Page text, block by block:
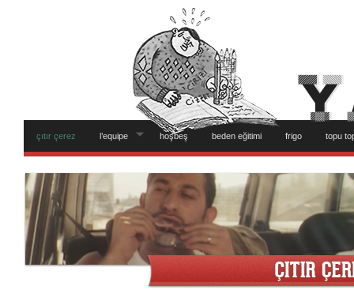
çıtır çerez l’equipe hoşbeş beden eğitimi frigo topu